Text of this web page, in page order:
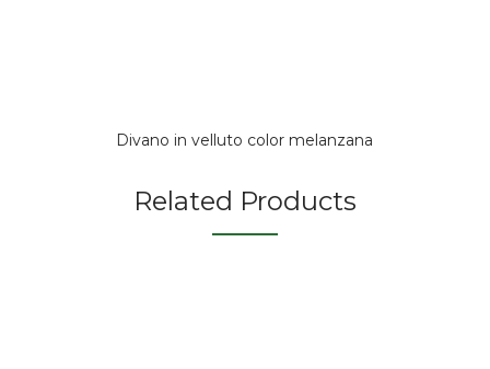
Divano in velluto color melanzana
Related Products